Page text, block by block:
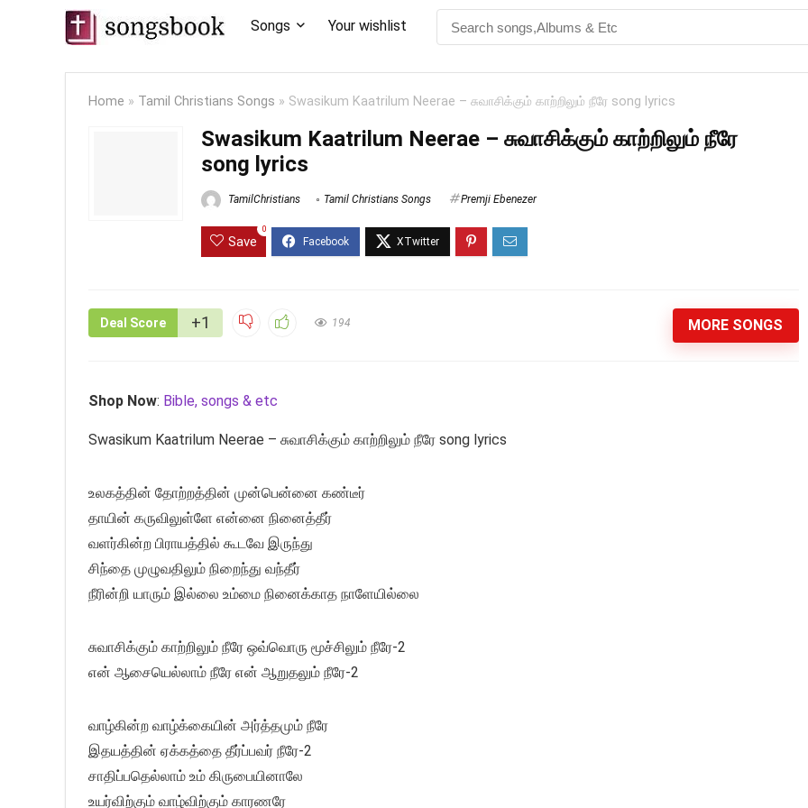
Songs Your wishlist
Home » Tamil Christians Songs » Swasikum Kaatrilum Neerae – சுவாசிக்கும் காற்றிலும் நீரே song lyrics
Swasikum Kaatrilum Neerae – சுவாசிக்கும் காற்றிலும் நீரே
song lyrics
TamilChristians Tamil Christians Songs Premji Ebenezer
Save
0
Deal Score +1 194 MORE SONGS
Shop Now: Bible, songs & etc
Swasikum Kaatrilum Neerae – சுவாசிக்கும் காற்றிலும் நீரே song lyrics
உலகத்தின் தோற்றத்தின் முன்பென்னை கண்டீர்
தாயின் கருவிலுள்ளே என்னை நினைத்தீர்
வளர்கின்ற பிராயத்தில் கூடவே இருந்து
சிந்தை முழுவதிலும் நிறைந்து வந்தீர்
நீரின்றி யாரும் இல்லை உம்மை நினைக்காத நாளேயில்லை
சுவாசிக்கும் காற்றிலும் நீரே ஒவ்வொரு மூச்சிலும் நீரே-2
என் ஆசையெல்லாம் நீரே என் ஆறுதலும் நீரே-2
வாழ்கின்ற வாழ்க்கையின் அர்த்தமும் நீரே
இதயத்தின் ஏக்கத்தை தீர்ப்பவர் நீரே-2
சாதிப்பதெல்லாம் உம் கிருபையினாலே
உயர்விற்கும் வாழ்விற்கும் காரணரே